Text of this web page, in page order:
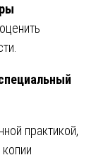
практикой,